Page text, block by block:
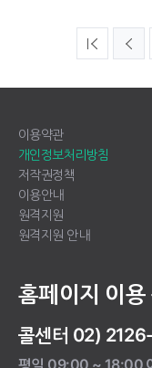
이용약관
개인정보처리방침
저작권정책
이용안내
원격지원
원격지원 안내
홈페이지 이용
콜센터 02)
평일 09:00 ~ 18:00